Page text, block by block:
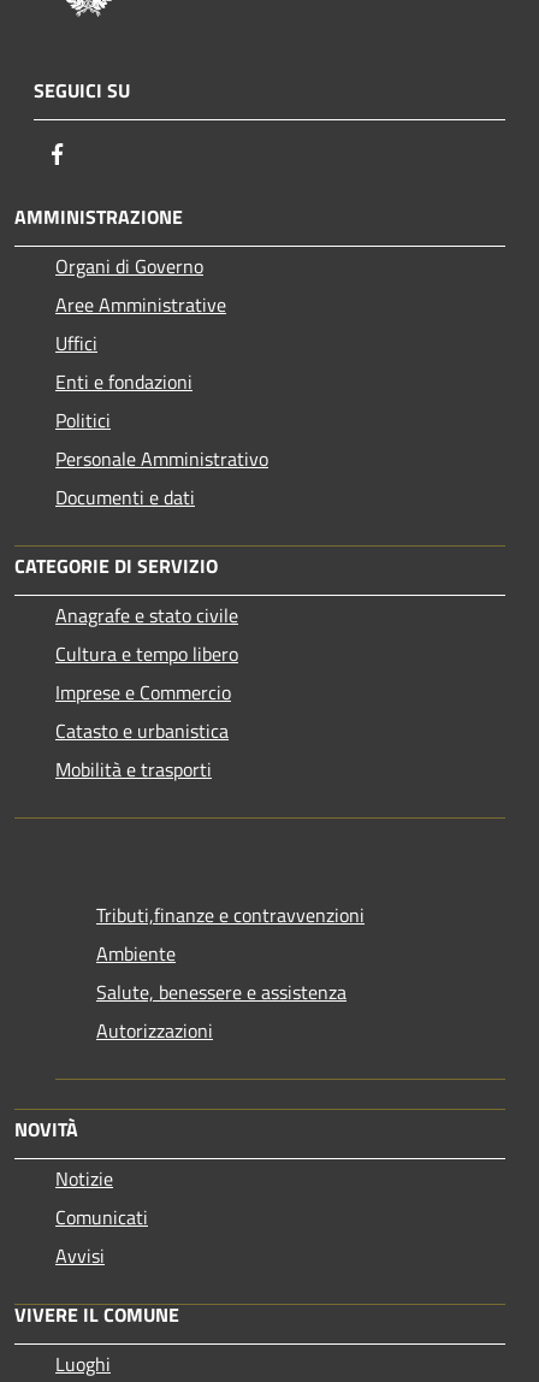
SEGUICI SU
AMMINISTRAZIONE
Organi di Governo
Aree Amministrative
Uffici
Enti e fondazioni
Politici
Personale Amministrativo
Documenti e dati
CATEGORIE DI SERVIZIO
Anagrafe e stato civile
Cultura e tempo libero
Imprese e Commercio
Catasto e urbanistica
Mobilità e trasporti
Tributi,finanze e contravvenzioni
Ambiente
Salute, benessere e assistenza
Autorizzazioni
NOVITÀ
Notizie
Comunicati
Avvisi
VIVERE IL COMUNE
Luoghi